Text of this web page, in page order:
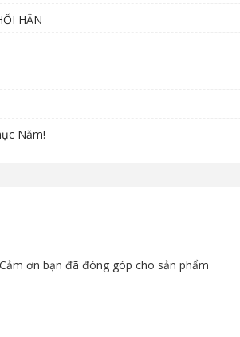
HẬN
Năm!
Cảm ơn bạn đã đóng góp cho sản phẩm